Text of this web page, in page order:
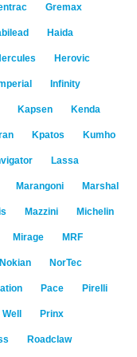
Gremax
Haida
Herovic
Infinity
Kapsen Kenda
Kpatos Kumho
Lassa
Marangoni Marshal
Mazzini Michelin
Mirage MRF
Nokian NorTec
Pace Pirelli
Prinx
Roadclaw